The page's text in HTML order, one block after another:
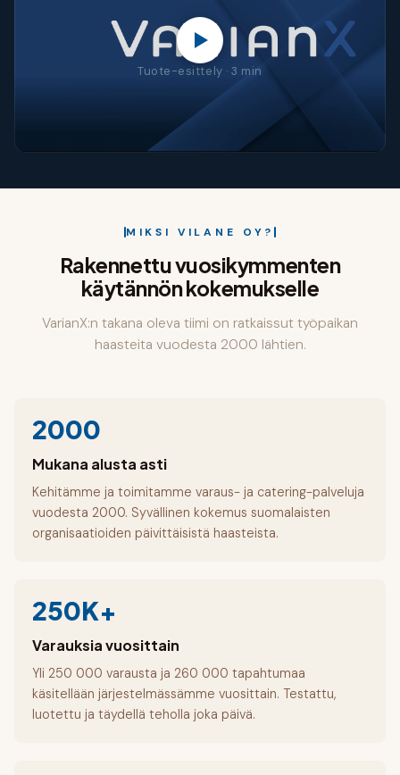
Tuote-esittely · 3 min
MIKSI VILANE OY?
Rakennettu vuosikymmenten
käytännön kokemukselle
VarianX:n takana oleva tiimi on ratkaissut työpaikan
haasteita vuodesta 2000 lähtien.
2000
Mukana alusta asti
Kehitämme ja toimitamme varaus- ja catering-palveluja
vuodesta 2000. Syvällinen kokemus suomalaisten
organisaatioiden päivittäisistä haasteista.
250K+
Varauksia vuosittain
Yli 250 000 varausta ja 260 000 tapahtumaa
käsitellään järjestelmässämme vuosittain. Testattu,
luotettu ja täydellä teholla joka päivä.